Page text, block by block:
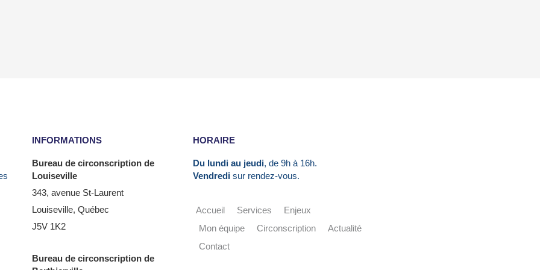
INFORMATIONS
Bureau de circonscription de
Louiseville
343, avenue St-Laurent
Louiseville, Québec
J5V 1K2
Bureau de circonscription de
HORAIRE
Du lundi au jeudi, de 9h à 16h.
Vendredisur rendez-vous.
Accueil Services
Enjeux
Mon équipe
Circonscription
Actualité
Contact